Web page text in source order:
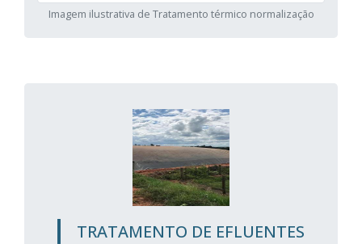
Imagem ilustrativa de Tratamento térmico normalização
TRATAMENTO DE EFLUENTES